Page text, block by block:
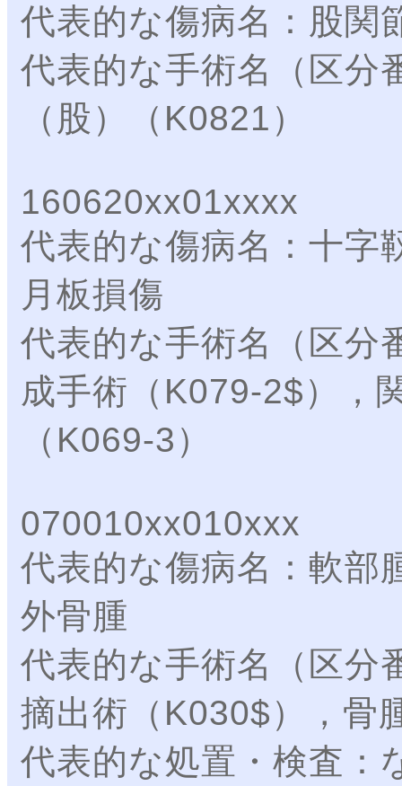
代表的な傷病名：股関
代表的な手術名（区分
（股）（K0821）
160620xx01xxxx
代表的な傷病名：十字
月板損傷
代表的な手術名（区分
成手術（K079-2$），
（K069-3）
070010xx010xxx
代表的な傷病名：軟部
外骨腫
代表的な手術名（区分
摘出術（K030$），骨
代表的な処置・検査：